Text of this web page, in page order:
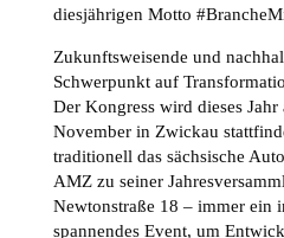
diesjährigen Motto
Zukunftsweisende und
Schwerpunkt auf
Der Kongress wird dieses
November in Zwickau
traditionell das sächsische
AMZ zu seiner
Newtonstraße 18 – immer ein
spannendes Event, um